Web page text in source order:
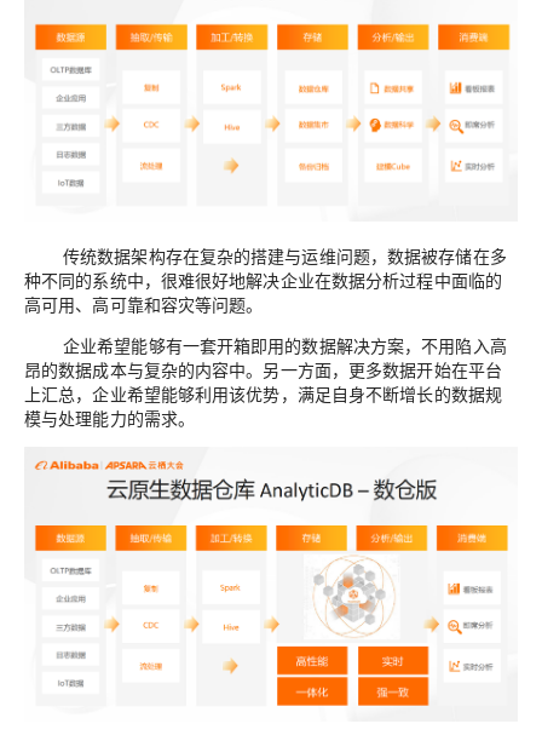
传统数据架构存在复杂的搭建与运维问题，数据被存储在多
种不同的系统中，很难很好地解决企业在数据分析过程中面临的
高可用、高可靠和容灾等问题。
企业希望能够有一套开箱即用的数据解决方案，不用陷入高
昂的数据成本与复杂的内容中。另一方面，更多数据开始在平台
上汇总，企业希望能够利用该优势，满足自身不断增长的数据规
模与处理能力的需求。